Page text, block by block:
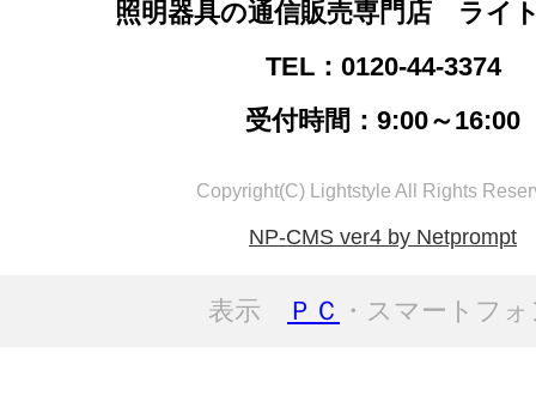
照明器具の通信販売専門店 ライ
TEL：0120-44-3374
受付時間：9:00～16:00
Copyright(C) Lightstyle All Rights
NP-CMS ver4 by Netprompt
表示 ＰＣ ・スマートフ